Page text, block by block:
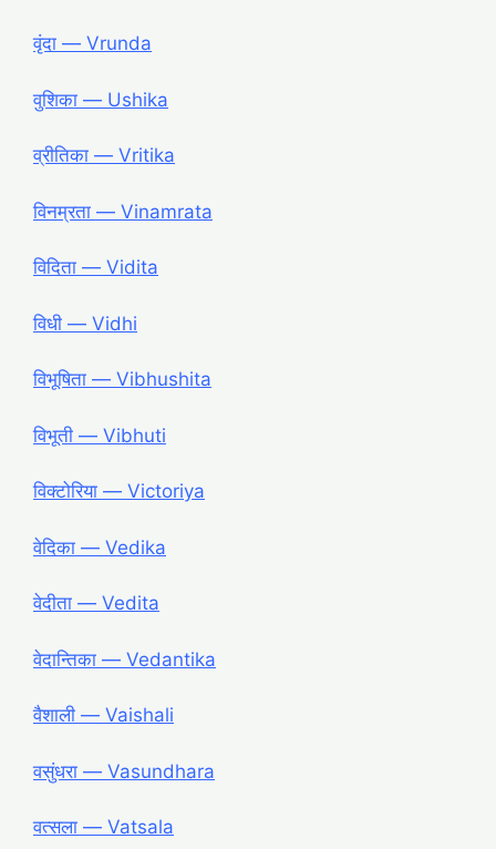
वृंदा ― Vrunda
वुशिका ― Ushika
व्रीतिका ― Vritika
विनम्रता ― Vinamrata
विदिता ― Vidita
विधी ― Vidhi
विभूषिता ― Vibhushita
विभूती ― Vibhuti
विक्टोरिया ― Victoriya
वेदिका ― Vedika
वेदीता ― Vedita
वेदान्तिका ― Vedantika
वैशाली ― Vaishali
वसुंधरा ― Vasundhara
वत्सला ― Vatsala